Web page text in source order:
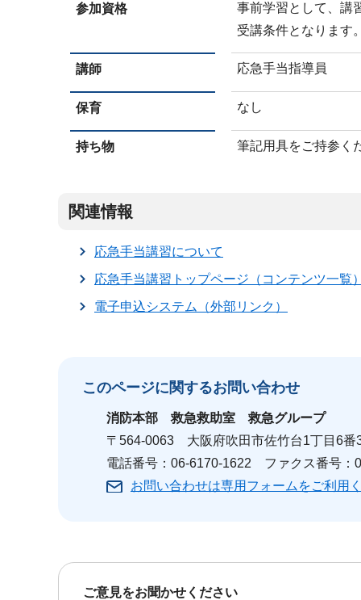
参加資格
事前学習として、講
受講条件となります。
講師 応急手当指導員
保育 なし
持ち物 筆記用具をご持参く
関連情報
応急手当講習について
応急手当講習トップページ（コンテンツ一覧）
電子申込システム（外部リンク）
このページに関するお問い合わせ
消防本部救急救助室 救急グループ
〒564-0063 大阪府吹田市佐竹台1丁目6番
電話番号：06-6170-1622 ファクス番号：
お問い合わせは専用フォームをご利用く
ご意見をお聞かせください